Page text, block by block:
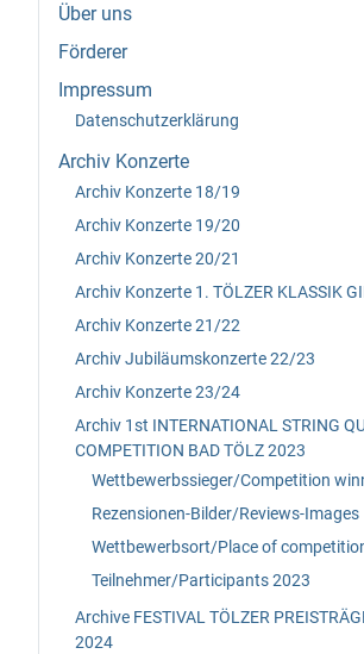
Über uns
Förderer
Impressum
Datenschutzerklärung
Archiv Konzerte
Archiv Konzerte 18/19
Archiv Konzerte 19/20
Archiv Konzerte 20/21
Archiv Konzerte 1. TÖLZER KLASSIK
Archiv Konzerte 21/22
Archiv Jubiläumskonzerte 22/23
Archiv Konzerte 23/24
Archiv 1st INTERNATIONAL STRING
COMPETITION BAD TÖLZ 2023
Wettbewerbssieger/Competition
Rezensionen-Bilder/Reviews-Images
Wettbewerbsort/Place of
Teilnehmer/Participants 2023
Archive FESTIVAL TÖLZER
2024